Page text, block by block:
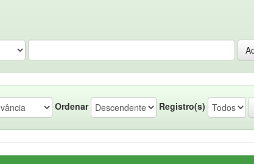
Ordenar Registro(s)